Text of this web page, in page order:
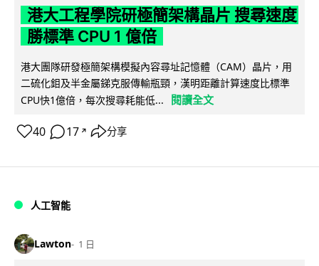
港大工程學院研極簡架構晶片 搜尋速度
勝標準 CPU 1 億倍
港大團隊研發極簡架構模擬內容尋址記憶體（CAM）晶片，用
二硫化鉬及半金屬銻克服傳輸瓶頸，漢明距離計算速度比標準
CPU快1億倍，每次搜尋耗能低...
閱讀全文
40 17 ↗ 分享
人工智能
Lawton 1 日